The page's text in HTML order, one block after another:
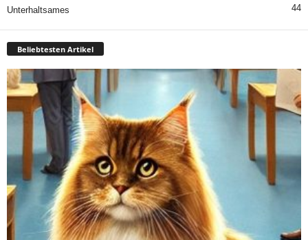
Unterhaltsames 44
Beliebtesten Artikel